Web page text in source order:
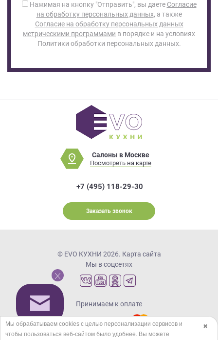
Нажимая на кнопку "Отправить", вы даете Согласие
на обработку персональных данных, а также
Согласие на обработку персональных данных
метрическими программами в порядке и на условиях
Политики обработки персональных данных.
Салоны в Москве
Посмотреть на карте
+7 (495) 118-29-30
Заказать звонок
© EVO КУХНИ 2026. Карта сайта
Мы в соцсетях
Принимаем к оплате
✖
Мы обрабатываем cookies с целью персонализации сервисов и
чтобы пользоваться веб-сайтом было удобнее. Вы можете